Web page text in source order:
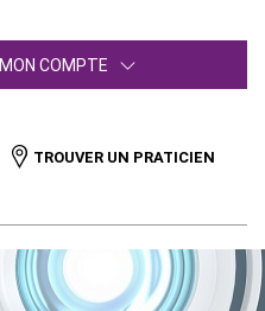
MON COMPTE
TROUVER UN PRATICIEN